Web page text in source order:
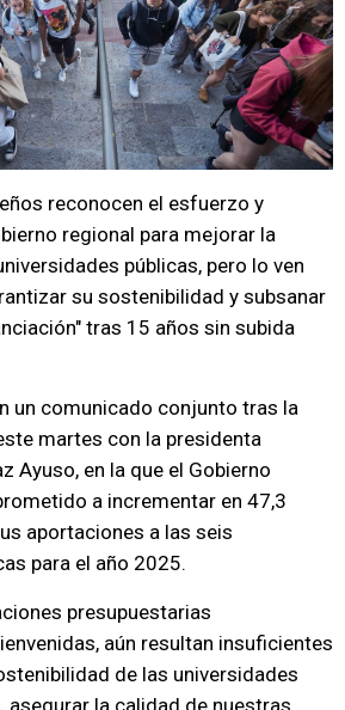
reconocen el esfuerzo y
regional para mejorar la
públicas, pero lo ven
su sostenibilidad y subsanar
tras 15 años sin subida
un comunicado conjunto tras la
martes con la presidenta
Ayuso, en la que el Gobierno
a incrementar en 47,3
aportaciones a las seis
para el año 2025.
presupuestarias
aún resultan insuficientes
de las universidades
asegurar la calidad de nuestras